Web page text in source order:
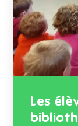
Les